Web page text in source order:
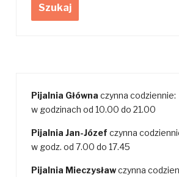
Pijalnia Główna czynna codziennie:
w godzinach od 10.00 do 21.00
Pijalnia Jan-Józef czynna
w godz. od 7.00 do 17.45
Pijalnia Mieczysławczynna